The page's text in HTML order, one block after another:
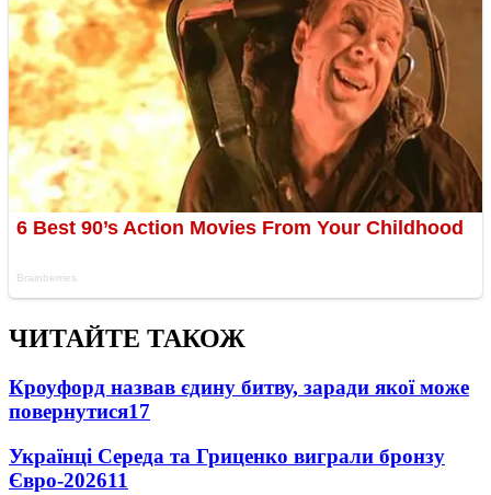
ЧИТАЙТЕ ТАКОЖ
Кроуфорд назвав єдину битву, заради якої може
повернутися17
Українці Середа та Гриценко виграли бронзу
Євро-202611